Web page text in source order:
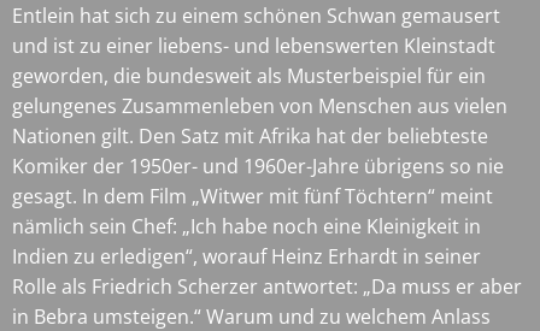
Entlein hat sich zu einem schönen Schwan gemausert
und ist zu einer liebens- und lebenswerten Kleinstadt
geworden, die bundesweit als Musterbeispiel für ein
gelungenes Zusammenleben von Menschen aus vielen
Nationen gilt. Den Satz mit Afrika hat der beliebteste
Komiker der 1950er- und 1960er-Jahre übrigens so nie
gesagt. In dem Film „Witwer mit fünf Töchtern“ meint
nämlich sein Chef: „Ich habe noch eine Kleinigkeit in
Indien zu erledigen“, worauf Heinz Erhardt in seiner
Rolle als Friedrich Scherzer antwortet: „Da muss er aber
in Bebra umsteigen.“ Warum und zu welchem Anlass